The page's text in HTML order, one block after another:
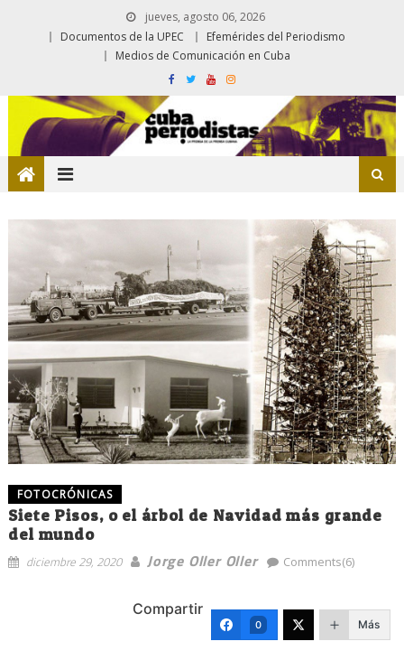
jueves, agosto 06, 2026
Documentos de la UPEC
Efemérides del Periodismo
Medios de Comunicación en Cuba
FOTOCRÓNICAS
Siete Pisos, o el árbol de Navidad más grande
del mundo
diciembre 29, 2020 Jorge Oller Oller Comments(6)
Compartir
0 Más